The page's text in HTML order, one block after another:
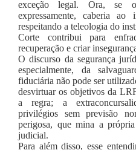
exceção legal. Ora, se
expressamente, caberia ao
respeitando a teleologia do
Corte contribui para
recuperação e criar
O discurso da segurança
especialmente, da
fiduciária não pode ser
desvirtuar os objetivos da
a regra; a
privilégios sem previsão
perigosa, que mina a
judicial.
Para além disso, esse